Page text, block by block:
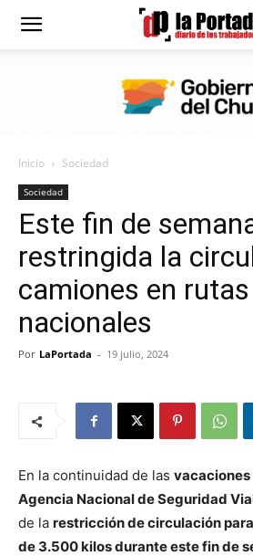
Diario
Portada
Inicio Sociedad
Sociedad
Este fin de
restringida la
camiones en rutas
nacionales
Por LaPortada - 19 julio, 2024
En la continuidad de las
Agencia Nacional de Seguridad
de la restricción de circulación
de 3.500 kilos durante este fin de